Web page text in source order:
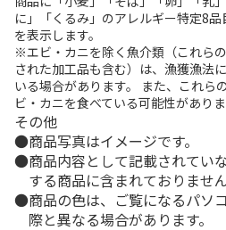
に」「くるみ」のアレルギー特定8
を表示します。
※エビ・カニを除く魚介類（これら
された加工品も含む）は、漁獲漁法
いる場合があります。 また、これら
ビ・カニを食べている可能性がありま
その他
商品写真はイメージです。
商品内容として記載されてい
する商品に含まれておりません
商品の色は、ご覧になるパソ
際と異なる場合があります。